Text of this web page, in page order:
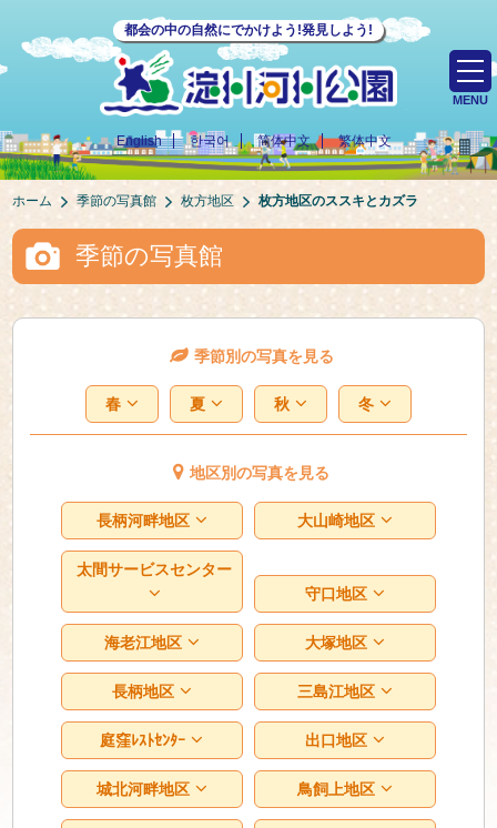
都会の中の自然にでかけよう!発見しよう!
English 한국어 简体中文 繁体中文
MENU
ホーム 季節の写真館 枚方地区 枚方地区のススキとカズラ
季節の写真館
季節別の写真を見る
春 夏 秋 冬
地区別の写真を見る
長柄河畔地区 大山崎地区
太間サービスセンター
守口地区
海老江地区 大塚地区
長柄地区 三島江地区
庭窪ﾚｽﾄｾﾝﾀｰ 出口地区
城北河畔地区 鳥飼上地区